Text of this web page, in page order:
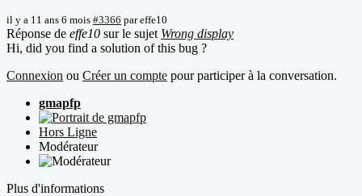
il y a 11 ans 6 mois #3366 pareffe10
Réponse de effe10 sur le sujet Wrong display
Hi, did you find a solution of this bug ?
Connexion ou Créer un compte pour participer à la conversation.
gmapfp
Hors Ligne
Modérateur
Plus d'informations